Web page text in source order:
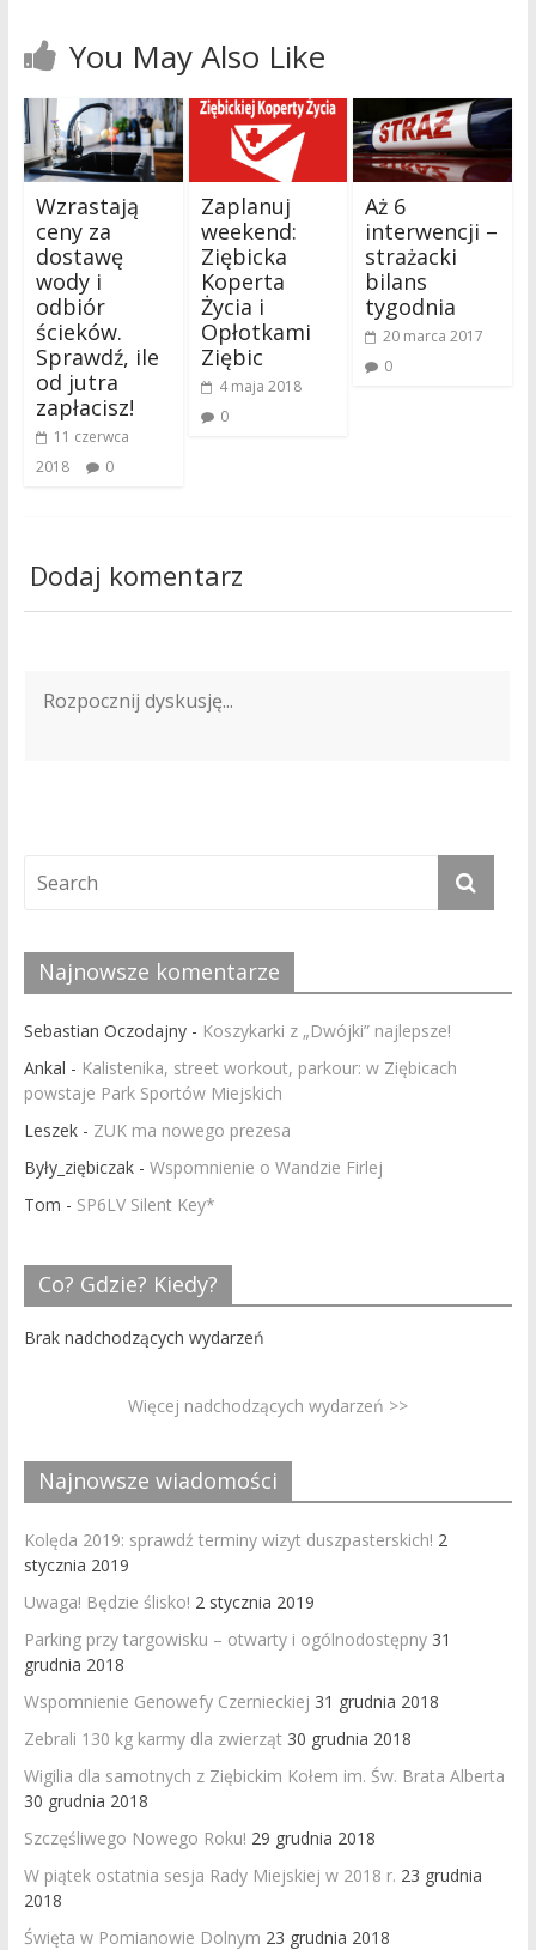
You May Also Like
Wzrastają
ceny za
dostawę
wody i
odbiór
ścieków.
Sprawdź, ile
od jutra
zapłacisz!
11 czerwca
2018
0
Zaplanuj
weekend:
Ziębicka
Koperta
Życia i
Opłotkami
Ziębic
4 maja 2018
0
Aż 6
interwencji –
strażacki
bilans
tygodnia
20 marca 2017
0
Dodaj komentarz
Najnowsze komentarze
Sebastian Oczodajny- Koszykarki z „Dwójki” najlepsze!
Ankal - Kalistenika, street workout, parkour: w Ziębicach
powstaje Park Sportów Miejskich
Leszek- ZUK ma nowego prezesa
Były_ziębiczak- Wspomnienie o Wandzie Firlej
Tom - SP6LV Silent Key*
Co? Gdzie? Kiedy?
Brak nadchodzących wydarzeń
Więcej nadchodzących wydarzeń >>
Najnowsze wiadomości
Kolęda 2019: sprawdź terminy wizyt duszpasterskich! 2
stycznia 2019
Uwaga! Będzie ślisko! 2 stycznia 2019
Parking przy targowisku – otwarty i ogólnodostępny 31
grudnia 2018
Wspomnienie Genowefy Czernieckiej 31 grudnia 2018
Zebrali 130 kg karmy dla zwierząt 30 grudnia 2018
Wigilia dla samotnych z Ziębickim Kołem im. Św. Brata Alberta
30 grudnia 2018
Szczęśliwego Nowego Roku! 29 grudnia 2018
W piątek ostatnia sesja Rady Miejskiej w 2018 r. 23 grudnia
2018
Święta w Pomianowie Dolnym 23 grudnia 2018